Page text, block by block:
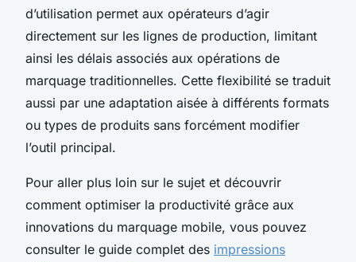
d’utilisation permet aux opérateurs d’agir
directement sur les lignes de production, limitant
ainsi les délais associés aux opérations de
marquage traditionnelles. Cette flexibilité se traduit
aussi par une adaptation aisée à différents formats
ou types de produits sans forcément modifier
l’outil principal.
Pour aller plus loin sur le sujet et découvrir
comment optimiser la productivité grâce aux
innovations du marquage mobile, vous pouvez
consulter le guide complet des impressions